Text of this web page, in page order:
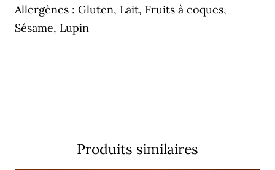
Allergènes : Gluten, Lait, Fruits à coques,
Sésame, Lupin
Produits similaires